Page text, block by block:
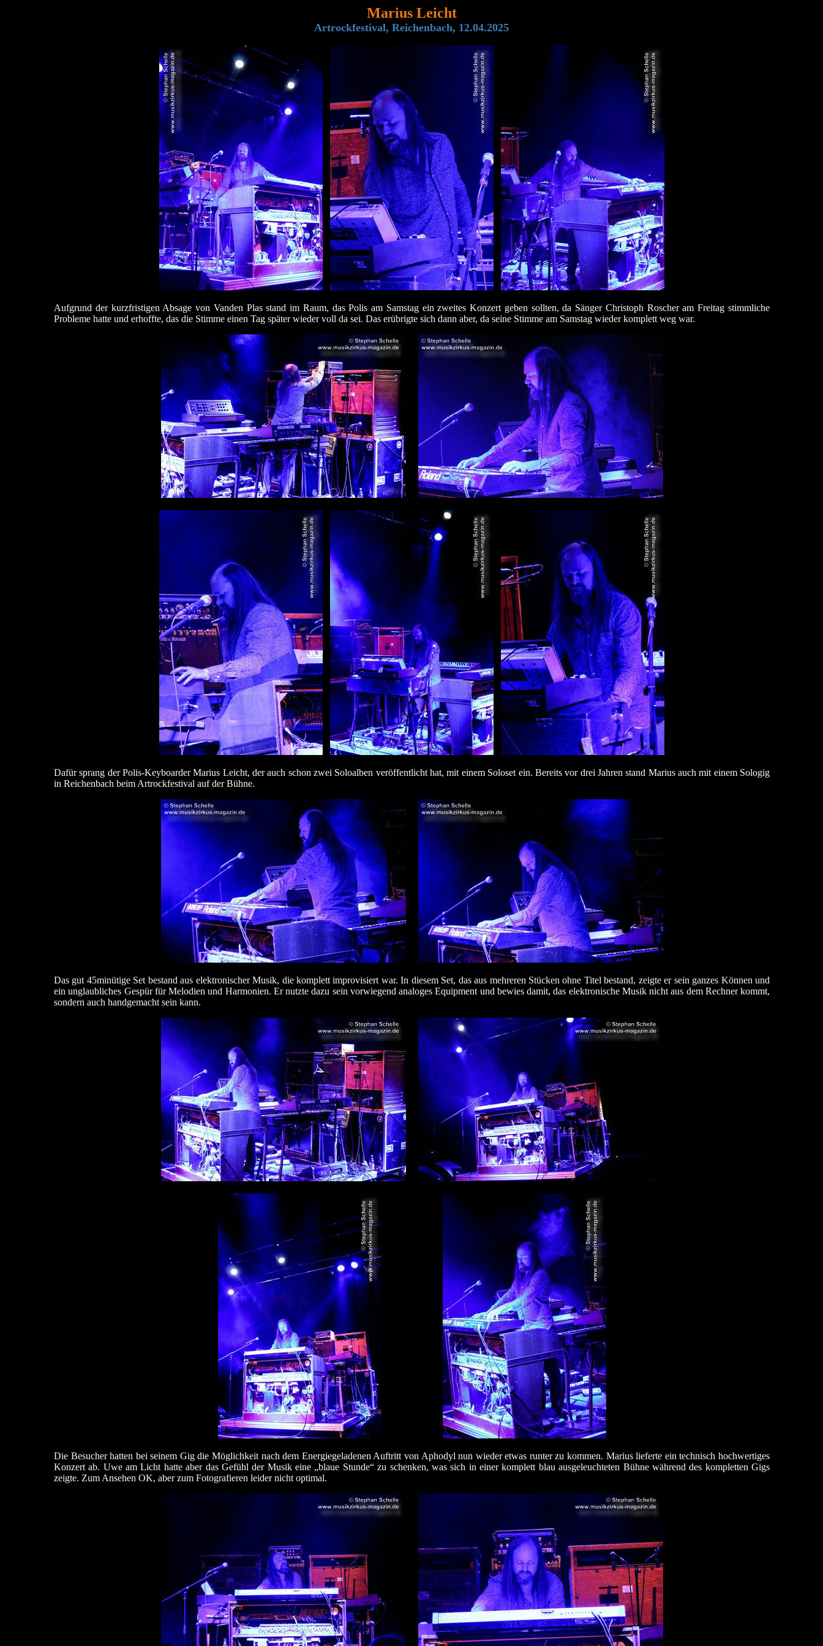
Marius Leicht
Artrockfestival, Reichenbach, 12.04.2025
Aufgrund der kurzfristigen Absage von Vanden Plas stand im Raum, das Polis am Samstag ein zweites Konzert geben sollten, da Sänger Christoph Roscher am Freitag stimmliche
Probleme hatte und erhoffte, das die Stimme einen Tag später wieder voll da sei. Das erübrigte sich dann aber, da seine Stimme am Samstag wieder komplett weg war.
Dafür sprang der Polis-Keyboarder Marius Leicht, der auch schon zwei Soloalben veröffentlicht hat, mit einem Soloset ein. Bereits vor drei Jahren stand Marius auch mit einem Sologig
in Reichenbach beim Artrockfestival auf der Bühne.
Das gut 45minütige Set bestand aus elektronischer Musik, die komplett improvisiert war. In diesem Set, das aus mehreren Stücken ohne Titel bestand, zeigte er sein ganzes Können und
ein unglaubliches Gespür für Melodien und Harmonien. Er nutzte dazu sein vorwiegend analoges Equipment und bewies damit, das elektronische Musik nicht aus dem Rechner kommt,
sondern auch handgemacht sein kann.
Die Besucher hatten bei seinem Gig die Möglichkeit nach dem Energiegeladenen Auftritt von Aphodyl nun wieder etwas runter zu kommen. Marius lieferte ein technisch hochwertiges
Konzert ab. Uwe am Licht hatte aber das Gefühl der Musik eine „blaue Stunde“ zu schenken, was sich in einer komplett blau ausgeleuchteten Bühne während des kompletten Gigs
zeigte. Zum Ansehen OK, aber zum Fotografieren leider nicht optimal.